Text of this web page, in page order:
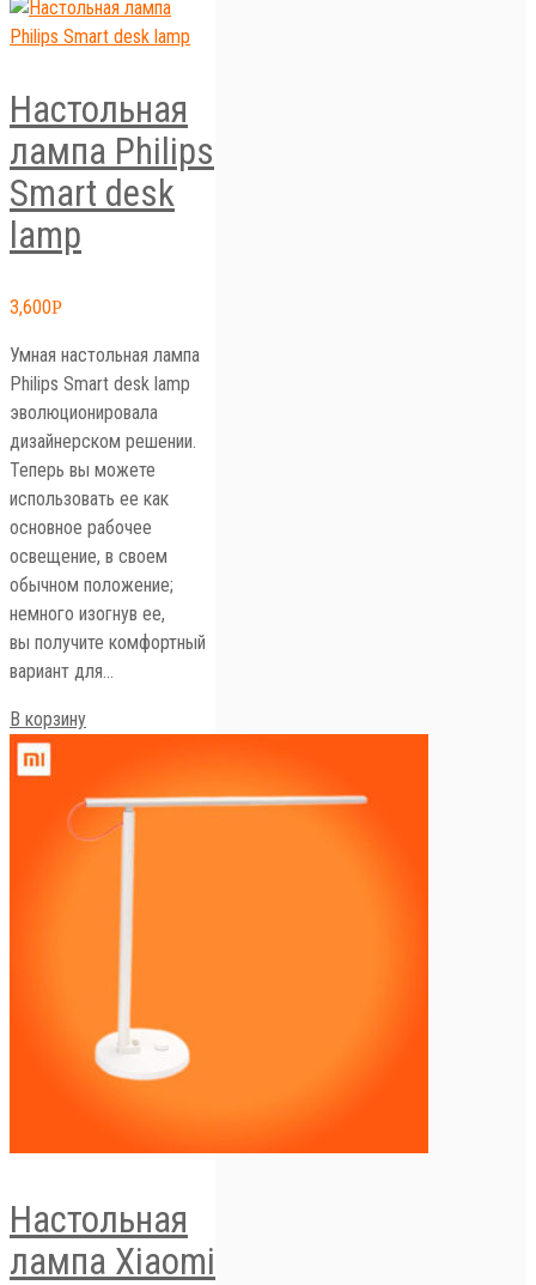
Настольная
лампа Philips
Smart desk
lamp
3,600Р
Умная настольная лампа
Philips Smart desk lamp
эволюционировала
дизайнерском решении.
Теперь вы можете
использовать ее как
основное рабочее
освещение, в своем
обычном положение;
немного изогнув ее,
вы получите комфортный
вариант для…
В корзину
Настольная
лампа Xiaomi